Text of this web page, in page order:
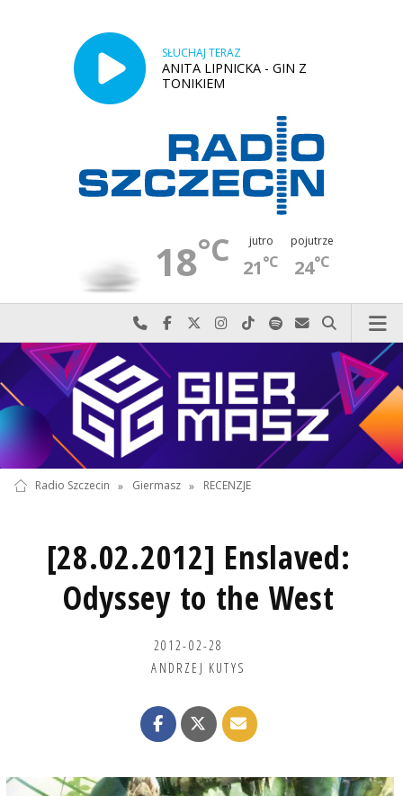
SŁUCHAJ TERAZ
ANITA LIPNICKA - GIN Z
TONIKIEM
18°C jutro
21°C
pojutrze
24°C
Najlepiej po prostu do nas zadzwoń
Odwiedź nas na Facebook-u
Odwiedź nas na X
Odwiedź nas na Instagram-ie
Odwiedź nas na TikTok-u
Szukaj nas na Spotify
Wyślij do nas
Szukaj
Radio Szczecin » Giermasz » RECENZJE
[28.02.2012] Enslaved:
Odyssey to the West
2012-02-28
ANDRZEJ KUTYS